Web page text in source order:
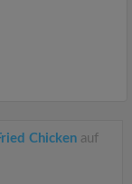
Chicken auf